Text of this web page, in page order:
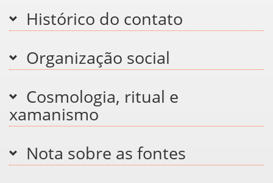
Histórico do contato
Organização social
Cosmologia, ritual e
xamanismo
Nota sobre as fontes